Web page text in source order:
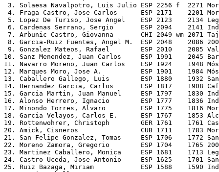
3. Solaesa Navalpotro, Luis Julio ESP 2256 f  2271
4. Fraga Castro, Jose Carlos      ESP 2171    2201
5. Lopez De Turiso, Jose Angel    ESP 2123    2134
6. Cardenas Serrano, Sergio       ESP 2094    2141
7. Arbunic Castro, Giovanna       CHI 2049 wm 2071
8. Garcia-Ruiz Fuentes, Angel M.  ESP 2048    2086
9. Gonzalez Mateos, Rafael        ESP 2010    2085
10. Sanz Menendez, Juan Carlos     ESP 1991    2045
11. Navarro Moreno, Juan Carlos    ESP 1924    1948
12. Marques Moro, Jose A.          ESP 1901    1984
13. Caballero Gallego, Luis        ESP 1880    1932
14. Hernandez Garcia, Carlos       ESP 1817    1908
15. Garcia Martin, Juan Manuel     ESP 1797    1830
16. Alonso Herrero, Ignacio        ESP 1777    1836
17. Minondo Torres, Alvaro         ESP 1775    1816
18. Garcia Velayos, Carlos E.      ESP 1767    1853
19. Rottenwohrer, Christoph        GER 1761    1761
20. Amick, Cisneros                CUB 1711    1783
21. San Felipe Gonzalez, Tomas     ESP 1706    1772
22. Moreno Zamora, Gregorio        ESP 1704    1765
23. Martinez Caballero, Monica     ESP 1681    1713
24. Castro Uceda, Jose Antonio     ESP 1625    1701
25. Ruiz Bazaga, Miriam            ESP 1588    1590